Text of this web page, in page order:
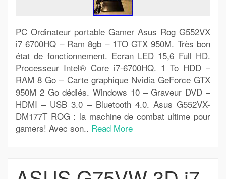
PC Ordinateur portable Gamer Asus Rog G552VX
i7 6700HQ – Ram 8gb – 1TO GTX 950M. Très bon
état de fonctionnement. Ecran LED 15,6 Full HD.
Processeur Intel® Core i7-6700HQ. 1 To HDD –
RAM 8 Go – Carte graphique Nvidia GeForce GTX
950M 2 Go dédiés. Windows 10 – Graveur DVD –
HDMI – USB 3.0 – Bluetooth 4.0. Asus G552VX-
DM177T ROG : la machine de combat ultime pour
gamers! Avec son.. Read More